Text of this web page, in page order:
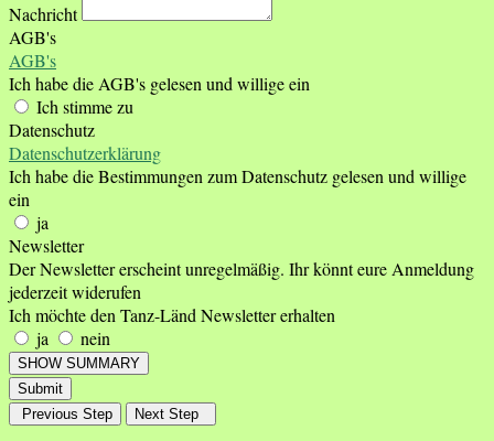
Nachricht
AGB's
AGB's
Ich habe die AGB's gelesen und willige ein
Ich stimme zu
Datenschutz
Datenschutzerklärung
Ich habe die Bestimmungen zum Datenschutz gelesen und willige
ein
ja
Newsletter
Der Newsletter erscheint unregelmäßig. Ihr könnt eure Anmeldung
jederzeit widerufen
Ich möchte den Tanz-Länd Newsletter erhalten
ja
nein
SHOW SUMMARY
Submit
Previous Step
Next Step